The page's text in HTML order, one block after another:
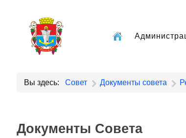
Вы здесь: Совет Документы совета
Документы Совета